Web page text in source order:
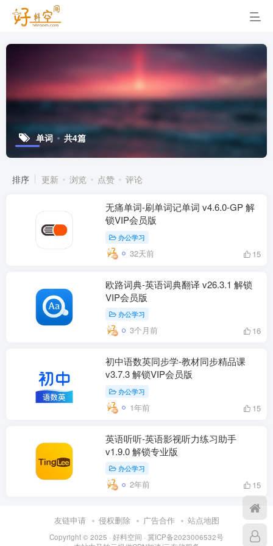
单词 共4篇
排序 更新 浏览 点赞 评论
无痛单词-刷单词记单词 v4.6.0-GP 解
锁VIP会员版
办公学习
32天前 15
欧路词典-英语词典翻译 v26.3.1 解锁
VIP会员版
办公学习
3个月前 16
初中语数英同步学-教材同步精品课
v3.7.3 解锁VIP会员版
办公学习
1年前 15
英语听听-英语影视听力练习助手
v1.9.0 解锁专业版
办公学习
2年前 15
友链申请 侵权删除 广告合作 站点地图
Copyright © 2025 · 好料空间 · 冀ICP备2023006532号